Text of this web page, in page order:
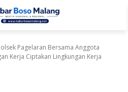
Pagelaran Bersama Anggota
Kerja Ciptakan Lingkungan Kerja